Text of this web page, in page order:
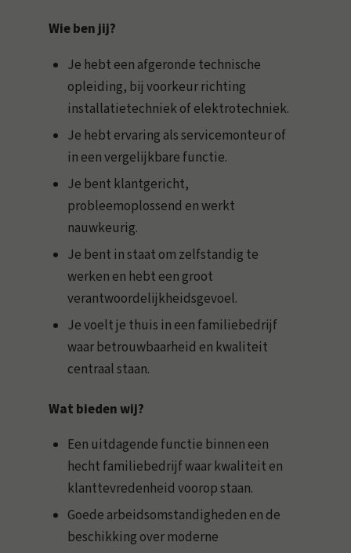
Wie ben jij?
Je hebt een afgeronde technische
opleiding, bij voorkeur richting
installatietechniek of elektrotechniek.
Je hebt ervaring als servicemonteur of
in een vergelijkbare functie.
Je bent klantgericht,
probleemoplossend en werkt
nauwkeurig.
Je bent in staat om zelfstandig te
werken en hebt een groot
verantwoordelijkheidsgevoel.
Je voelt je thuis in een familiebedrijf
waar betrouwbaarheid en kwaliteit
centraal staan.
Wat bieden wij?
Een uitdagende functie binnen een
hecht familiebedrijf waar kwaliteit en
klanttevredenheid voorop staan.
Goede arbeidsomstandigheden en de
beschikking over moderne